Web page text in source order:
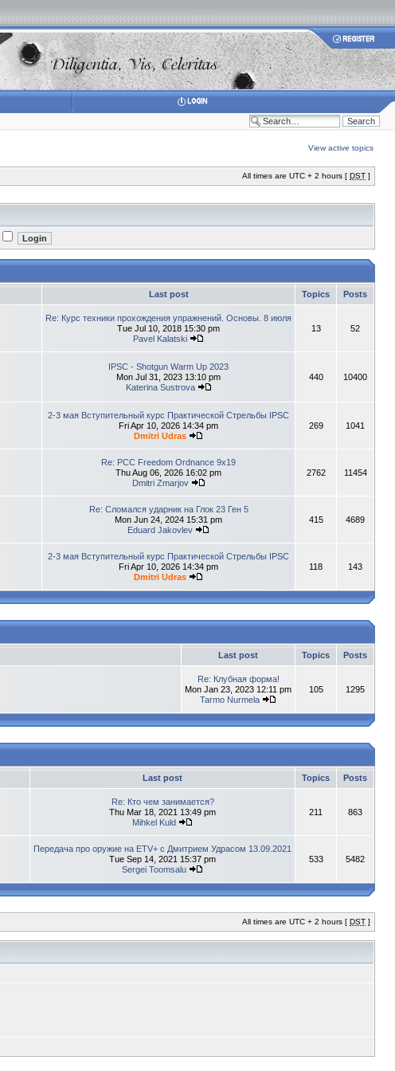
View active topics
All times are UTC + 2 hours [ DST ]
Last post Topics Posts
Re: Курс техники прохождения упражнений. Основы. 8 июля
Tue Jul 10, 2018 15:30 pm
Pavel Kalatski
13 52
IPSC - Shotgun Warm Up 2023
Mon Jul 31, 2023 13:10 pm
Katerina Sustrova
440 10400
2-3 мая Вступительный курс Практической Стрельбы IPSC
Fri Apr 10, 2026 14:34 pm
Dmitri Udras
269 1041
Re: PCC Freedom Ordnance 9x19
Thu Aug 06, 2026 16:02 pm
Dmitri Zmarjov
2762 11454
Re: Сломался ударник на Глок 23 Ген 5
Mon Jun 24, 2024 15:31 pm
Eduard Jakovlev
415 4689
2-3 мая Вступительный курс Практической Стрельбы IPSC
Fri Apr 10, 2026 14:34 pm
Dmitri Udras
118 143
Last post Topics Posts
Re: Клубная форма!
Mon Jan 23, 2023 12:11 pm
Tarmo Nurmela
105 1295
Last post Topics Posts
Re: Кто чем занимается?
Thu Mar 18, 2021 13:49 pm
Mihkel Kuld
211 863
Передача про оружие на ETV+ с Дмитрием Удрасом 13.09.2021
Tue Sep 14, 2021 15:37 pm
Sergei Toomsalu
533 5482
All times are UTC + 2 hours [ DST ]